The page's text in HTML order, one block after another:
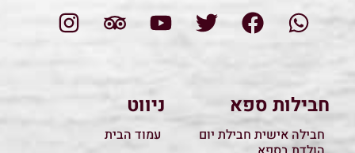
ניווט
עמוד הבית
חבילות ספא
חבילה אישית חבילת יום